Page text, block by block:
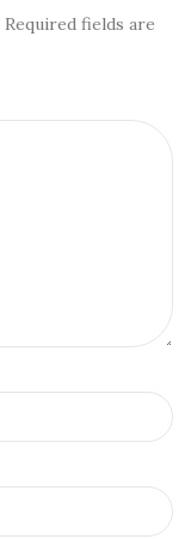
Required fields are